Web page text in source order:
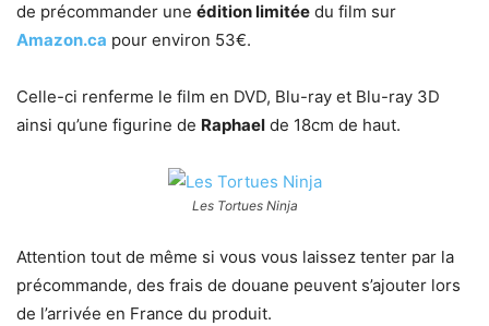
de précommander une édition limitée du film sur
Amazon.ca pour environ 53€.
Celle-ci renferme le film en DVD, Blu-ray et Blu-ray 3D
ainsi qu’une figurine de Raphael de 18cm de haut.
Les Tortues Ninja
Attention tout de même si vous vous laissez tenter par la
précommande, des frais de douane peuvent s’ajouter lors
de l’arrivée en France du produit.